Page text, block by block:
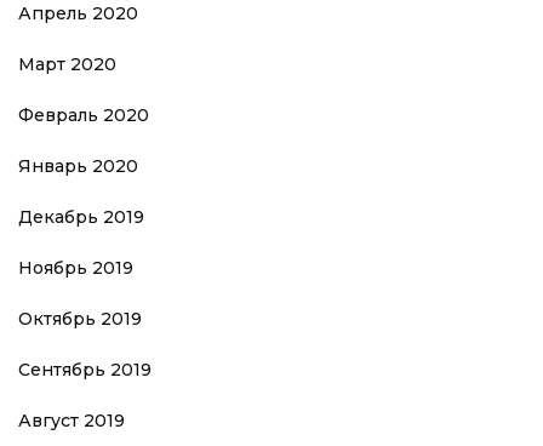
Апрель 2020
Март 2020
Февраль 2020
Январь 2020
Декабрь 2019
Ноябрь 2019
Октябрь 2019
Сентябрь 2019
Август 2019